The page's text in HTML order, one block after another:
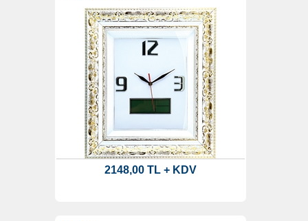
2148,00 TL + KDV